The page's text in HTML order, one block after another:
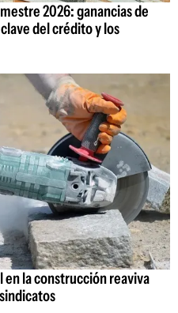
2026: ganancias de
del crédito y los
en la construcción reaviva